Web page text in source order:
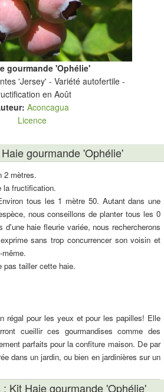
gourmande 'Ophélie'
'Jersey' - Variété autofertile -
en Août
Aconcagua
Licence
gourmande 'Ophélie'
2 mètres.
la fructification.
tous les 1 mètre 50. Autant dans une
nous conseillons de planter tous les 0
d'une haie fleurie variée, nous rechercherons
sans trop concurrencer son voisin et
pas tailler cette haie.
régal pour les yeux et pour les papilles! Elle
cueillir ces gourmandises comme des
parfaits pour la confiture maison. De par
dans un jardin, ou bien en jardinières sur un
Kit Haie gourmande 'Ophélie'